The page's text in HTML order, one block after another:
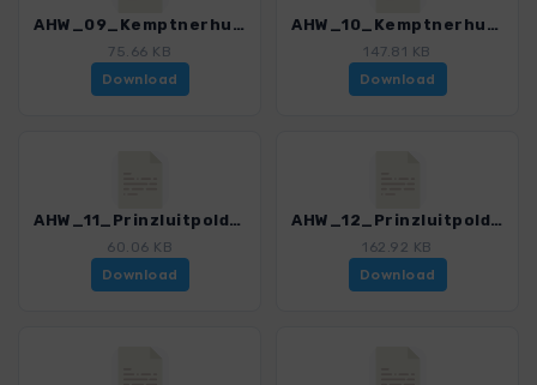
AHW_09_Kemptnerhuette_Krottenkopf.gpx
75.66 KB
Download
AHW_10_Kemptnerhuette_Prinzluitpoldhaus.gpx
147.81 KB
Download
AHW_11_Prinzluitpoldhaus_Hochvogel_Prinzluitpoldhaus.gpx
60.06 KB
Download
AHW_12_Prinzluitpoldhaus_Rauhorn_Hinterstein.gpx
162.92 KB
Download